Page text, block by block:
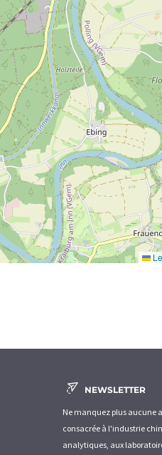
NEWSLETTER
Ne manquez plus aucune
consacrée à l'industrie
analytiques, aux